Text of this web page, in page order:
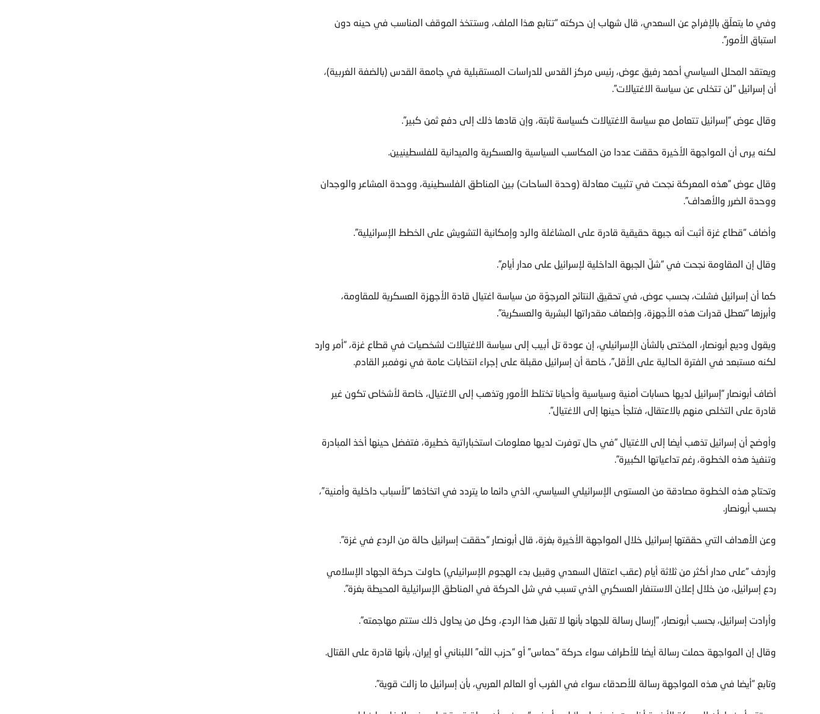
وفي ما يتعلّق بالإفراج عن السعدي، قال شهاب إن حركته “تتابع هذا الملف، وستتخذ الموقف المناسب في حينه دون
استباق الأمور”.
ويعتقد المحلل السياسي أحمد رفيق عوض، رئيس مركز القدس للدراسات المستقبلية في جامعة القدس (بالضفة الغربية)،
أن إسرائيل “لن تتخلى عن سياسة الاغتيالات”.
وقال عوض “إسرائيل تتعامل مع سياسة الاغتيالات كسياسة ثابتة، وإن قادها ذلك إلى دفع ثمن كبير”.
لكنه يرى أن المواجهة الأخيرة حققت عددا من المكاسب السياسية والعسكرية والميدانية للفلسطينيين.
وقال عوض “هذه المعركة نجحت في تثبيت معادلة (وحدة الساحات) بين المناطق الفلسطينية، ووحدة المشاعر والوجدان
ووحدة الضرر والأهداف”.
وأضاف “قطاع غزة أثبت أنه جبهة حقيقية قادرة على المشاغلة والرد وإمكانية التشويش على الخطط الإسرائيلية”.
وقال إن المقاومة نجحت في “شلّ الجبهة الداخلية لإسرائيل على مدار أيام”.
كما أن إسرائيل فشلت، بحسب عوض، في تحقيق النتائج المرجوّة من سياسة اغتيال قادة الأجهزة العسكرية للمقاومة،
وأبرزها “تعطل قدرات هذه الأجهزة، وإضعاف مقدراتها البشرية والعسكرية”.
ويقول وديع أبونصار، المختص بالشأن الإسرائيلي، إن عودة تل أبيب إلى سياسة الاغتيالات لشخصيات في قطاع غزة، “أمر وارد
لكنه مستبعد في الفترة الحالية على الأقل”، خاصة أن إسرائيل مقبلة على إجراء انتخابات عامة في نوفمبر القادم.
أضاف أبونصار “إسرائيل لديها حسابات أمنية وسياسية وأحيانا تختلط الأمور وتذهب إلى الاغتيال، خاصة لأشخاص تكون غير
قادرة على التخلص منهم بالاعتقال، فتلجأ حينها إلى الاغتيال”.
وأوضح أن إسرائيل تذهب أيضا إلى الاغتيال “في حال توفرت لديها معلومات استخباراتية خطيرة، فتفضل حينها أخذ المبادرة
وتنفيذ هذه الخطوة، رغم تداعياتها الكبيرة”.
وتحتاج هذه الخطوة مصادقة من المستوى الإسرائيلي السياسي، الذي دائما ما يتردد في اتخاذها “لأسباب داخلية وأمنية”،
بحسب أبونصار.
وعن الأهداف التي حققتها إسرائيل خلال المواجهة الأخيرة بغزة، قال أبونصار “حققت إسرائيل حالة من الردع في غزة”.
وأردف “على مدار أكثر من ثلاثة أيام (عقب اعتقال السعدي وقبيل بدء الهجوم الإسرائيلي) حاولت حركة الجهاد الإسلامي
ردع إسرائيل، من خلال إعلان الاستنفار العسكري الذي تسبب في شل الحركة في المناطق الإسرائيلية المحيطة بغزة”.
وأرادت إسرائيل، بحسب أبونصار، “إرسال رسالة للجهاد بأنها لا تقبل هذا الردع، وكل من يحاول ذلك ستتم مهاجمته”.
وقال إن المواجهة حملت رسالة أيضا للأطراف سواء حركة “حماس” أو “حزب الله” اللبناني أو إيران، بأنها قادرة على القتال.
وتابع “أيضا في هذه المواجهة رسالة للأصدقاء سواء في الغرب أو العالم العربي، بأن إسرائيل ما زالت قوية”.